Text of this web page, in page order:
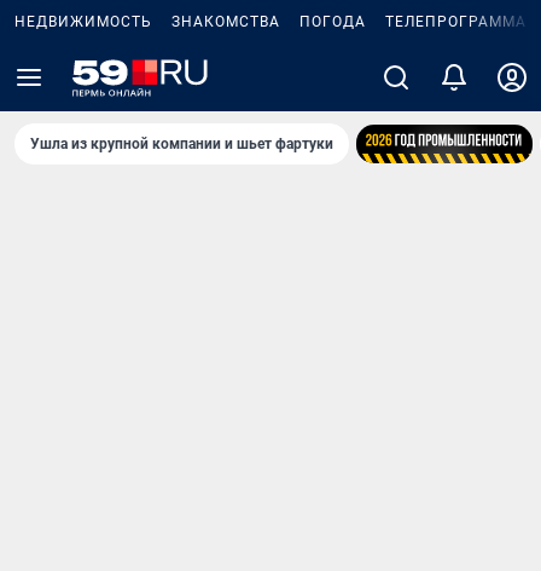
НЕДВИЖИМОСТЬ ЗНАКОМСТВА ПОГОДА ТЕЛЕПРОГРАММА
Ушла из крупной компании и шьет фартуки